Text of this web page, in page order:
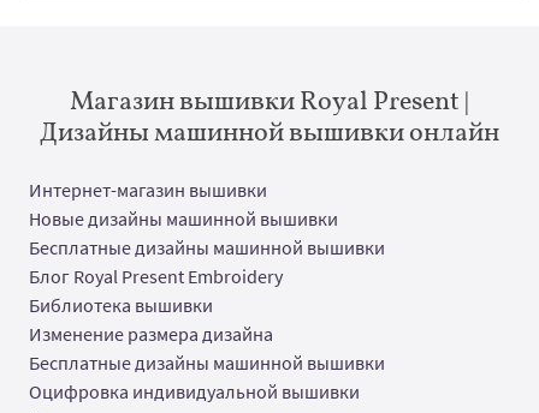
Магазин вышивки Royal Present |
Дизайны машинной вышивки онлайн
Интернет-магазин вышивки
Новые дизайны машинной вышивки
Бесплатные дизайны машинной вышивки
Блог Royal Present Embroidery
Библиотека вышивки
Изменение размера дизайна
Бесплатные дизайны машинной вышивки
Оцифровка индивидуальной вышивки